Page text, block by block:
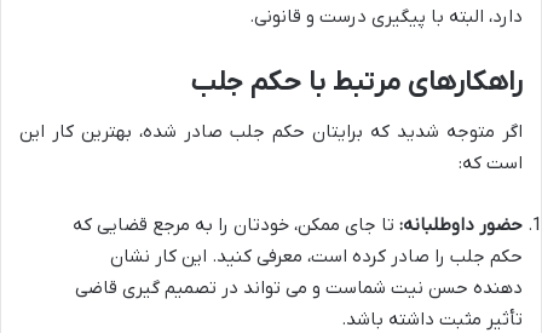
دارد، البته با پیگیری درست و قانونی.
راهکارهای مرتبط با حکم جلب
اگر متوجه شدید که برایتان حکم جلب صادر شده، بهترین کار این
است که:
حضور داوطلبانه: تا جای ممکن، خودتان را به مرجع قضایی که
حکم جلب را صادر کرده است، معرفی کنید. این کار نشان
دهنده حسن نیت شماست و می تواند در تصمیم گیری قاضی
تأثیر مثبت داشته باشد.